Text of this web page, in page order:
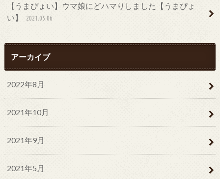
【うまぴょい】ウマ娘にどハマりしました【うまぴょ
い】
2021.05.06
アーカイブ
2022年8月
2021年10月
2021年9月
2021年5月